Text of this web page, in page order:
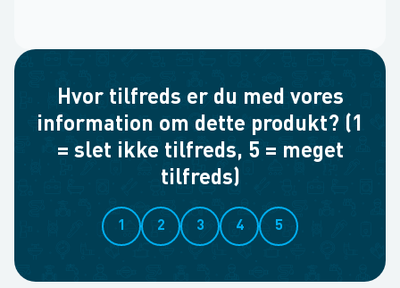
Hvor tilfreds er du med vores
information om dette produkt? (1
= slet ikke tilfreds, 5 = meget
tilfreds)
1 2 3 4 5